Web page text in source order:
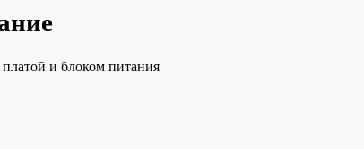
и блоком питания